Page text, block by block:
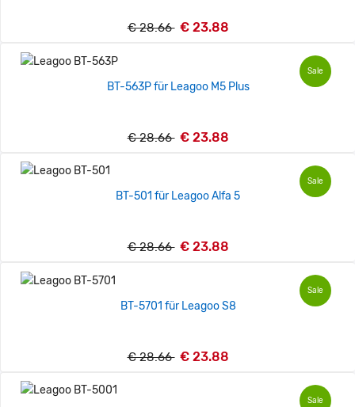
€ 28.66 € 23.88
Sale
BT-563P für Leagoo M5 Plus
€ 28.66 € 23.88
Sale
BT-501 für Leagoo Alfa 5
€ 28.66 € 23.88
Sale
BT-5701 für Leagoo S8
€ 28.66 € 23.88
Sale